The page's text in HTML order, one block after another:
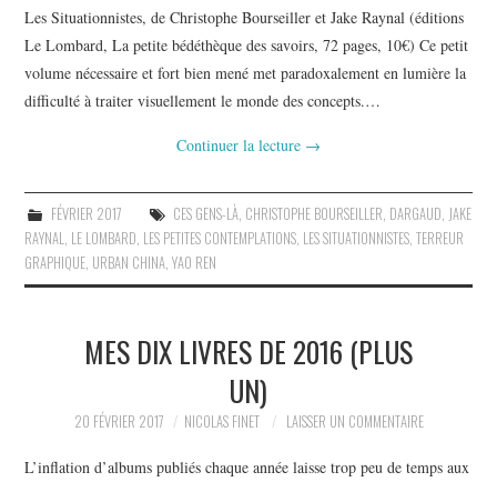
Les Situationnistes, de Christophe Bourseiller et Jake Raynal (éditions
Le Lombard, La petite bédéthèque des savoirs, 72 pages, 10€) Ce petit
volume nécessaire et fort bien mené met paradoxalement en lumière la
difficulté à traiter visuellement le monde des concepts.…
Continuer la lecture →
FÉVRIER 2017 CES GENS-LÀ, CHRISTOPHE BOURSEILLER DARGAUD JAKE
RAYNAL LE LOMBARD LES PETITES CONTEMPLATIONS LES SITUATIONNISTES ,TERREUR
GRAPHIQUE URBAN CHINA ,YAO REN
MES DIX LIVRES DE 2016 (PLUS
UN)
20 FÉVRIER 2017 NICOLAS FINET LAISSER UN COMMENTAIRE
L’inflation d’albums publiés chaque année laisse trop peu de temps aux